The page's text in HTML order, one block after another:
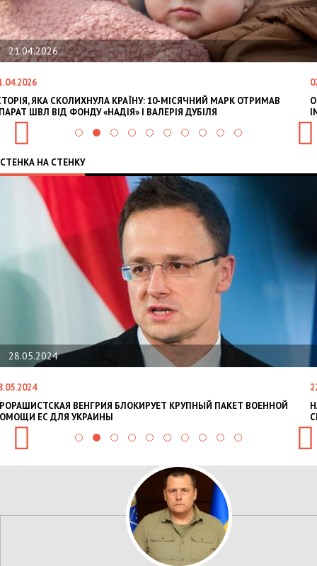
21.04.2026
ЯКА СКОЛИХНУЛА КРАЇНУ: 10-МІСЯЧНИЙ МАРК ОТРИМАВ
ШВЛ ВІД ФОНДУ «НАДІЯ» І ВАЛЕРІЯ ДУБІЛЯ
СТЕНКА НА СТЕНКУ
28.05.2024
ВЕНГРИЯ БЛОКИРУЕТ КРУПНЫЙ ПАКЕТ ВОЕННОЙ
ЕС ДЛЯ УКРАИНЫ